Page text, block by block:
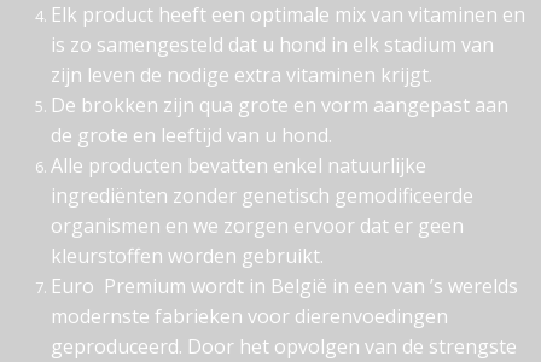
Elk product heeft een optimale mix van vitaminen en
is zo samengesteld dat u hond in elk stadium van
zijn leven de nodige extra vitaminen krijgt.
De brokken zijn qua grote en vorm aangepast aan
de grote en leeftijd van u hond.
Alle producten bevatten enkel natuurlijke
ingrediënten zonder genetisch gemodificeerde
organismen en we zorgen ervoor dat er geen
kleurstoffen worden gebruikt.
Euro Premium wordt in België in een van ’s werelds
modernste fabrieken voor dierenvoedingen
geproduceerd. Door het opvolgen van de strengste